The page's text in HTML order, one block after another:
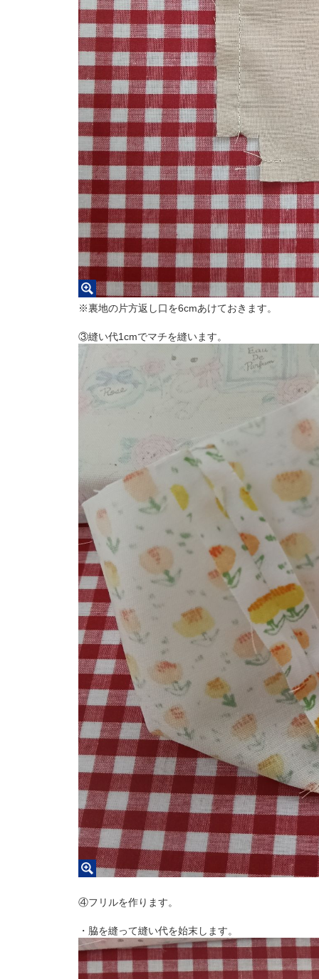
※裏地の片方返し口を6cmあけておきます。
③縫い代1cmでマチを縫います。
④フリルを作ります。
・脇を縫って縫い代を始末します。